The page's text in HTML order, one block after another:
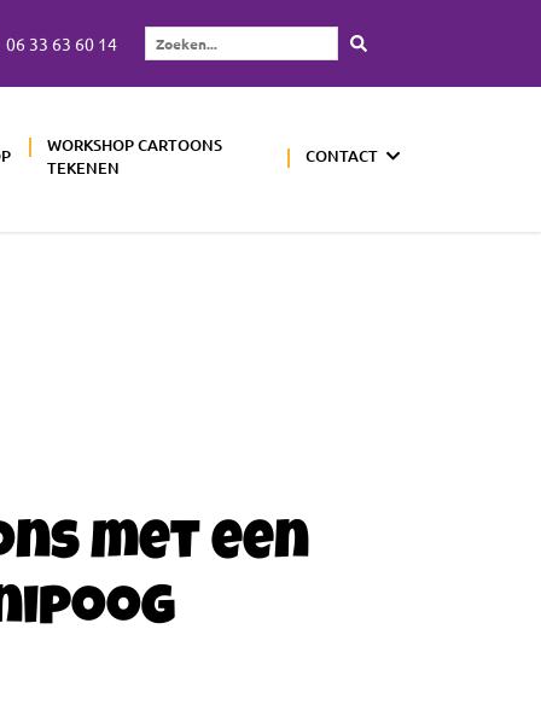
06 33 63 60 14
Zoeken...
WORKSHOP CARTOONS
TEKENEN
CONTACT
met een